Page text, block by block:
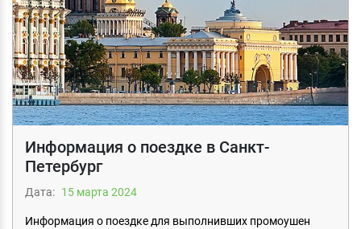
Информация о поездке в Санкт-
Петербург
Дата: 15 мартa 2024
Информация о поездке для выполнивших промоушен